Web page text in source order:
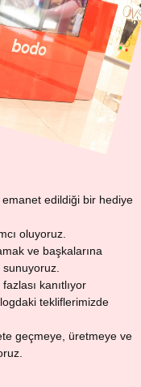
edildiği bir hediye
oluyoruz.
ve başkalarına
fazlası kanıtlıyor
tekliflerimizde
geçmeye, üretmeye ve